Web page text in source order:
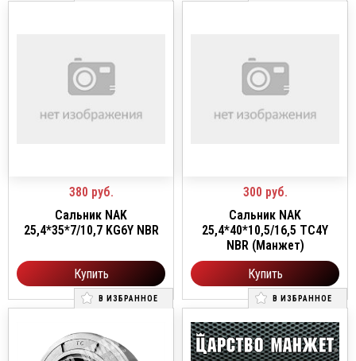
380 руб.
Сальник NAK
25,4*35*7/10,7 KG6Y NBR
Купить
300 руб.
Сальник NAK
25,4*40*10,5/16,5 TC4Y
NBR (Манжет)
Купить
В ИЗБРАННОЕ В ИЗБРАННОЕ